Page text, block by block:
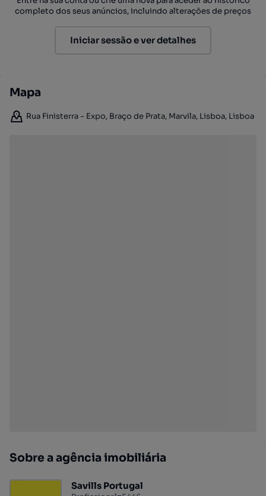
completo dos seus anúncios, incluindo alterações de preços
Iniciar sessão e ver detalhes
Mapa
Rua Finisterra - Expo, Braço de Prata, Marvila, Lisboa, Lisboa
Sobre a agência imobiliária
Savills Portugal